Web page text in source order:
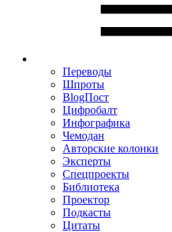
Переводы
Шпроты
BlogПост
Цифробалт
Инфографика
Чемодан
Авторские колонки
Эксперты
Спецпроекты
Библиотека
Проектор
Подкасты
Цитаты